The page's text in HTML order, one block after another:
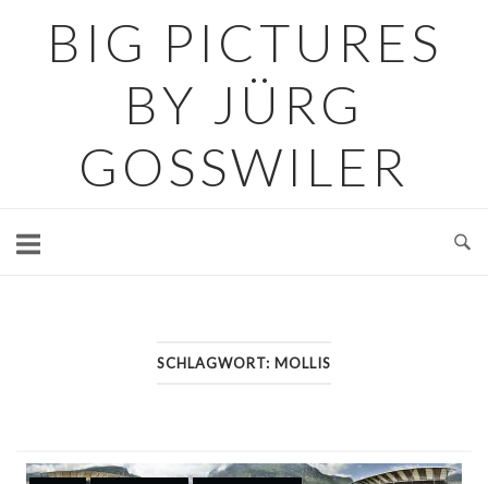
BIG PICTURES
BY JÜRG
GOSSWILER
SCHLAGWORT: MOLLIS